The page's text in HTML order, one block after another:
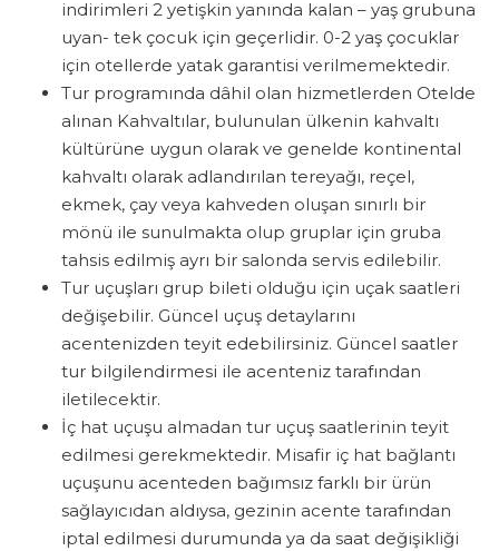
indirimleri 2 yetişkin yanında kalan – yaş grubuna
uyan- tek çocuk için geçerlidir. 0-2 yaş çocuklar
için otellerde yatak garantisi verilmemektedir.
Tur programında dâhil olan hizmetlerden Otelde
alınan Kahvaltılar, bulunulan ülkenin kahvaltı
kültürüne uygun olarak ve genelde kontinental
kahvaltı olarak adlandırılan tereyağı, reçel,
ekmek, çay veya kahveden oluşan sınırlı bir
mönü ile sunulmakta olup gruplar için gruba
tahsis edilmiş ayrı bir salonda servis edilebilir.
Tur uçuşları grup bileti olduğu için uçak saatleri
değişebilir. Güncel uçuş detaylarını
acentenizden teyit edebilirsiniz. Güncel saatler
tur bilgilendirmesi ile acenteniz tarafından
iletilecektir.
İç hat uçuşu almadan tur uçuş saatlerinin teyit
edilmesi gerekmektedir. Misafir iç hat bağlantı
uçuşunu acenteden bağımsız farklı bir ürün
sağlayıcıdan aldıysa, gezinin acente tarafından
iptal edilmesi durumunda ya da saat değişikliği